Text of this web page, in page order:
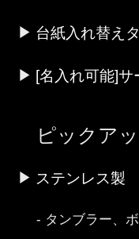
台紙入れ替え
[名入れ可能]サ
ピックア
ステンレス製
タンブラー、